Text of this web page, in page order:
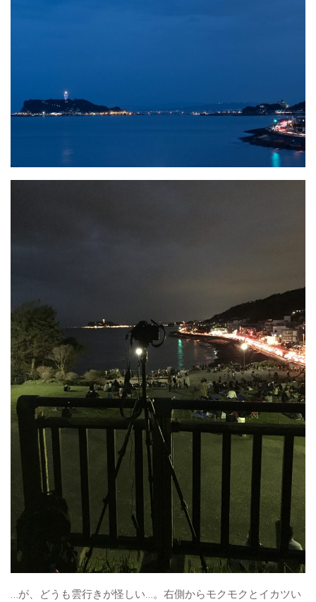
…が、どうも雲行きが怪しい…。右側からモクモクとイカツい